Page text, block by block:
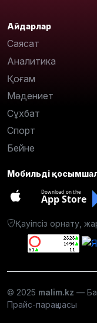
Айдарлар
Саясат
Аналитика
Қоғам
Мәдениет
Сұхбат
Спорт
Бейне
Мобильді
Download on the
App Store
Қауіпсіз орнату,
© 2025 malim.kz —
Прайс-парақшасы